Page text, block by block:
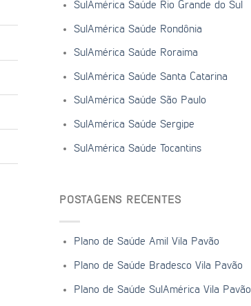
SulAmérica Saúde Rio Grande do Sul
SulAmérica Saúde Rondônia
SulAmérica Saúde Roraima
SulAmérica Saúde Santa Catarina
SulAmérica Saúde São Paulo
SulAmérica Saúde Sergipe
SulAmérica Saúde Tocantins
POSTAGENS RECENTES
Plano de Saúde Amil Vila Pavão
Plano de Saúde Bradesco Vila Pavão
Plano de Saúde SulAmérica Vila Pavão